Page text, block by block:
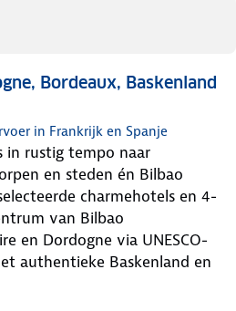
Bordeaux, Baskenland
in Frankrijk en Spanje
en steden én Bilbao
van Bilbao
authentieke Baskenland en